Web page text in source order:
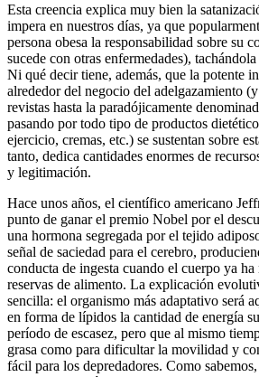
Esta creencia explica muy bien la
impera en nuestros días, ya que
persona obesa la responsabilidad sobre su
sucede con otras enfermedades),
Ni qué decir tiene, además, que la potente
alrededor del negocio del adelgazamiento
revistas hasta la paradójicamente
pasando por todo tipo de productos
ejercicio, cremas, etc.) se sustentan sobre
tanto, dedica cantidades enormes de
y legitimación.
Hace unos años, el científico americano
punto de ganar el premio Nobel por el
una hormona segregada por el tejido
señal de saciedad para el cerebro,
conducta de ingesta cuando el cuerpo ya
reservas de alimento. La explicación
sencilla: el organismo más adaptativo será
en forma de lípidos la cantidad de energía
período de escasez, pero que al mismo
grasa como para dificultar la movilidad y
fácil para los depredadores. Como